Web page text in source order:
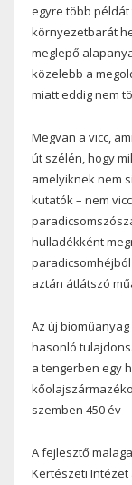
egyre több
környezetbarát
meglepő
közelebb a
miatt eddig nem
Megvan a vicc,
út szélén, hogy
amelyiknek nem
kutatók – nem
hulladékként
aztán átlátszó
Az új
hasonló
a tengerben egy
szemben 450 év
A fejlesztő
Kertészeti